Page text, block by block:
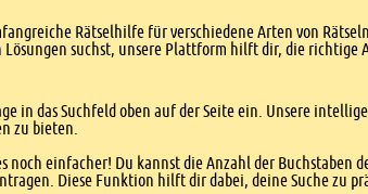
Rätselhilfe für verschiedene Arten von
suchst, unsere Plattform hilft dir, die richtige
in das Suchfeld oben auf der Seite ein. Unsere
zu bieten.
einfacher! Du kannst die Anzahl der Buchstaben
Diese Funktion hilft dir dabei, deine Suche zu